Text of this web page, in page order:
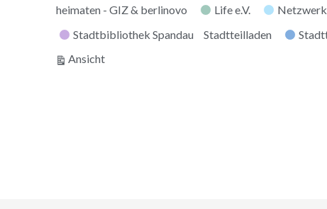
heimaten - GIZ & berlinovo
Life e.V. Netzwerk
Stadtbibliothek Spandau
Stadtteilladen
Ansichtausdrucken